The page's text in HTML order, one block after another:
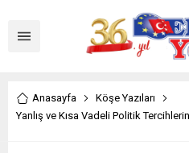
Anasayfa
Köşe Yazıları
Yanlış ve Kısa Vadeli Politik